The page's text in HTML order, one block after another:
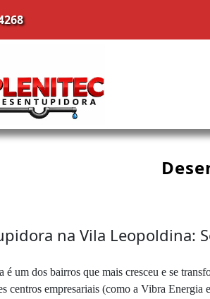
na Vila Leopoldina:
um dos bairros que mais cresceu e se
centros empresariais (como a Vibra